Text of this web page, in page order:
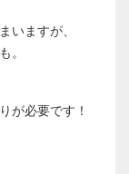
いますが、
。
が必要です！